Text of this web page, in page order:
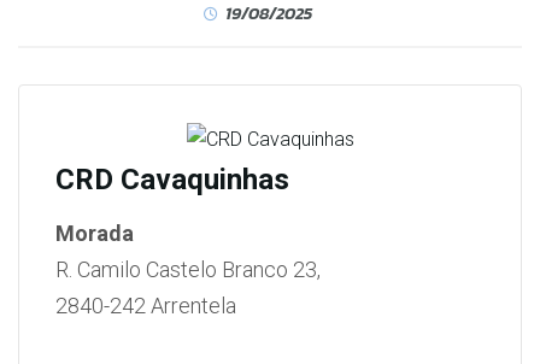
19/08/2025
CRD Cavaquinhas
Morada
R. Camilo Castelo Branco 23,
2840-242 Arrentela